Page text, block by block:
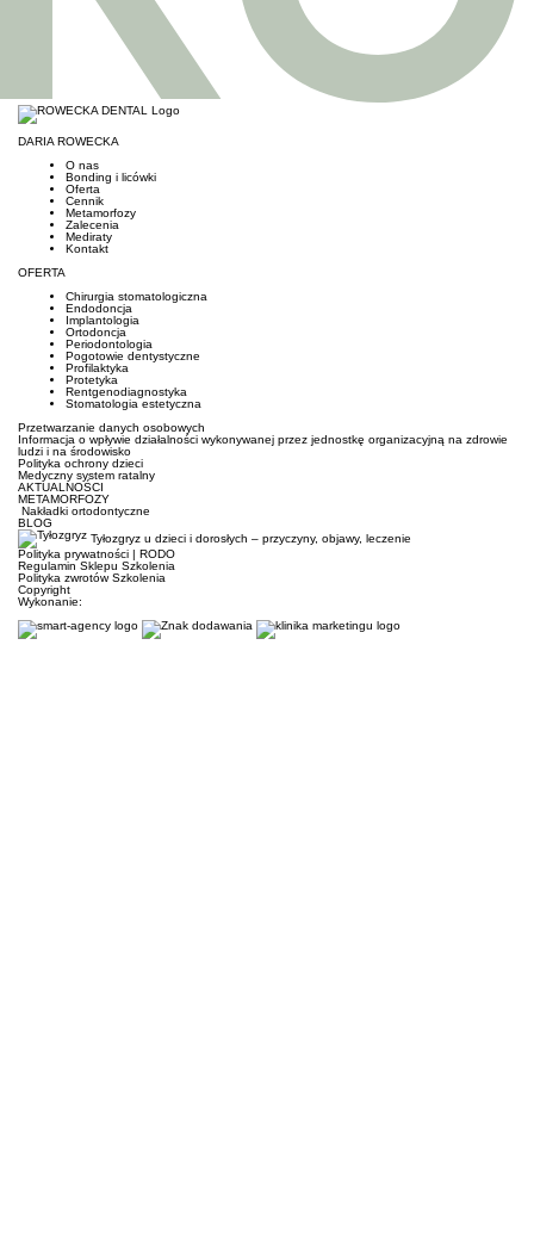
DARIA ROWECKA
O nas
Bonding i licówki
Oferta
Cennik
Metamorfozy
Zalecenia
Mediraty
Kontakt
OFERTA
Chirurgia stomatologiczna
Endodoncja
Implantologia
Ortodoncja
Periodontologia
Pogotowie dentystyczne
Profilaktyka
Protetyka
Rentgenodiagnostyka
Stomatologia estetyczna
Przetwarzanie danych osobowych
Informacja o wpływie działalności wykonywanej przez jednostkę organizacyjną na zdrowie
ludzi i na środowisko
Polityka ochrony dzieci
Medyczny system ratalny
AKTUALNOŚCI
METAMORFOZY
Nakładki ortodontyczne
BLOG
Tyłozgryz u dzieci i dorosłych – przyczyny, objawy, leczenie
Polityka prywatności | RODO
Regulamin Sklepu Szkolenia
Polityka zwrotów Szkolenia
Copyright
Wykonanie: